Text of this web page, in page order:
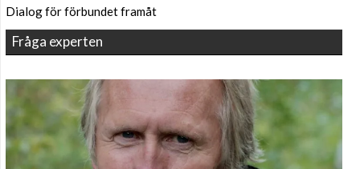
Dialog för förbundet framåt
Fråga experten